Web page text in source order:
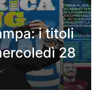
i titoli
28